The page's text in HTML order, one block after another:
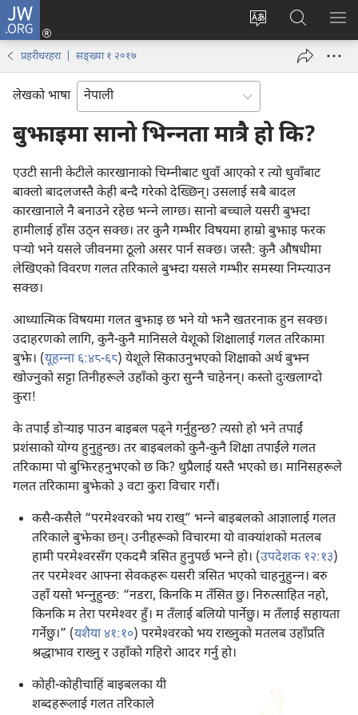
JW.ORG
वेब
परिवर्तन
गर्ने
प्रवेश
(ब्राउजरको
नयाँ
खुल्नेछ)
JW.ORG
मा
खोज्नुहोस्‌
मेनु
प्रहरीधरहरा | सङ्ख्या १ २०१७
लेखको भाषा
बुझाइमा सानो भिन्‍नता मात्रै हो कि?
एउटी सानी केटीले कारखानाको चिम्नीबाट धुवाँ आएको र त्यो धुवाँबाट
बाक्लो बादलजस्तै केही बन्दै गरेको देख्छिन्‌। उसलाई सबै बादल
कारखानाले नै बनाउने रहेछ भन्‍ने लाग्छ। सानो बच्चाले यसरी बुझ्दा
हामीलाई हाँस उठ्‌न सक्छ। तर कुनै गम्भीर विषयमा हाम्रो बुझाइ फरक
पऱ्‍यो भने यसले जीवनमा ठूलो असर पार्न सक्छ। जस्तै: कुनै औषधीमा
लेखिएको विवरण गलत तरिकाले बुझ्दा यसले गम्भीर समस्या निम्त्याउन
सक्छ।
आध्यात्मिक विषयमा गलत बुझाइ छ भने यो झनै खतरनाक हुन सक्छ।
उदाहरणको लागि, कुनै-कुनै मानिसले येशूको शिक्षालाई गलत तरिकामा
बुझे। (यूहन्‍ना ६:४८-६८) येशूले सिकाउनुभएको शिक्षाको अर्थ बुझ्न
खोज्नुको सट्टा तिनीहरूले उहाँको कुरा सुन्‍नै चाहेनन्‌। कस्तो दुःखलाग्दो
कुरा!
के तपाईं डोऱ्‍याइ पाउन बाइबल पढ्‌ने गर्नुहुन्छ? त्यसो हो भने तपाईं
प्रशंसाको योग्य हुनुहुन्छ। तर बाइबलको कुनै-कुनै शिक्षा तपाईंले गलत
तरिकामा पो बुझिरहनुभएको छ कि? थुप्रैलाई यस्तै भएको छ। मानिसहरूले
गलत तरिकामा बुझेको ३ वटा कुरा विचार गरौं।
कसै-कसैले “परमेश्‍वरको भय राख्‌” भन्‍ने बाइबलको आज्ञालाई गलत
तरिकाले बुझेका छन्‌। उनीहरूको विचारमा यो वाक्यांशको मतलब
हामी परमेश्‍वरसँग एकदमै त्रसित हुनुपर्छ भन्‍ने हो। (उपदेशक १२:१३)
तर परमेश्‍वर आफ्ना सेवकहरू यसरी त्रसित भएको चाहनुहुन्‍न। बरु
उहाँ यसो भन्‍नुहुन्छ: “नडरा, किनकि म तँसित छु। निरुत्साहित नहो,
किनकि म तेरा परमेश्‍वर हुँ। म तँलाई बलियो पार्नेछु। म तँलाई सहायता
गर्नेछु।” (यशैया ४१:१०) परमेश्‍वरको भय राख्नुको मतलब उहाँप्रति
श्रद्धाभाव राख्नु र उहाँको गहिरो आदर गर्नु हो।
कोही-कोहीचाहिं बाइबलका यी
शब्दहरूलाई गलत तरिकाले